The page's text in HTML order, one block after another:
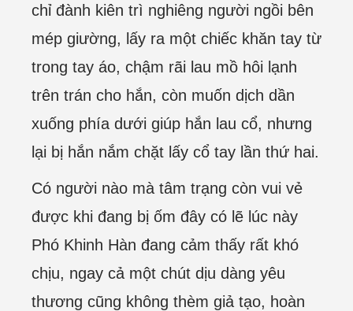
chỉ đành kiên trì nghiêng người ngồi bên
mép giường, lấy ra một chiếc khăn tay từ
trong tay áo, chậm rãi lau mồ hôi lạnh
trên trán cho hắn, còn muốn dịch dần
xuống phía dưới giúp hắn lau cổ, nhưng
lại bị hắn nắm chặt lấy cổ tay lần thứ hai.
Có người nào mà tâm trạng còn vui vẻ
được khi đang bị ốm đây có lẽ lúc này
Phó Khinh Hàn đang cảm thấy rất khó
chịu, ngay cả một chút dịu dàng yêu
thương cũng không thèm giả tạo, hoàn